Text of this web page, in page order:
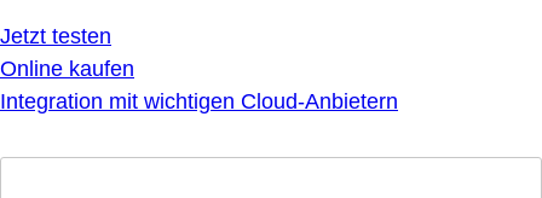
Jetzt testen
Online kaufen
Integration mit wichtigen Cloud-Anbietern